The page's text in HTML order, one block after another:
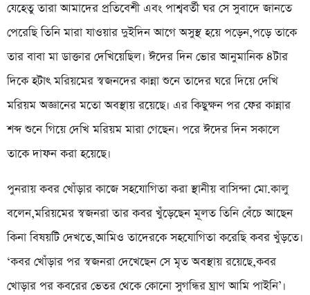
যেহেতু তারা আমাদের প্রতিবেশী এবং পাশ্ববর্তী ঘর সে সুবাদে জানতে
পেরেছি তিনি মারা যাওয়ার দুইদিন আগে অসুস্থ হয়ে পড়েন,পড়ে তাকে
তার বাবা মা ডাক্তার দেখিয়েছিল। ঈদের দিন ভোর আনুমানিক ৪টার
দিকে হটাৎ মরিয়মের স্বজনদের কান্না শুনে তাদের ঘরে দিয়ে দেখি
মরিয়ম অজ্ঞানের মতো অবস্থায় রয়েছে। এর কিছুক্ষন পর ফের কান্নার
শব্দ শুনে গিয়ে দেখি মরিয়ম মারা গেছেন। পরে ঈদের দিন সকালে
তাকে দাফন করা হয়েছে।
পুনরায় কবর খোঁড়ার কাজে সহযোগিতা করা স্থানীয় বাসিন্দা মো.কালু
বলেন,মরিয়মের স্বজনরা তার কবর খুঁড়েছেন মূলত তিনি বেঁচে আছেন
কিনা বিষয়টি দেখতে,আমিও তাদেরকে সহযোগিতা করেছি কবর খুঁড়তে।
‘কবর খোঁড়ার পর স্বজনরা দেখেছেন সে মৃত অবস্থায় রয়েছে,কবর
খোড়ার পর কবরের ভেতর থেকে কোনো সুগন্ধির ঘ্রাণ আমি পাইনি’।